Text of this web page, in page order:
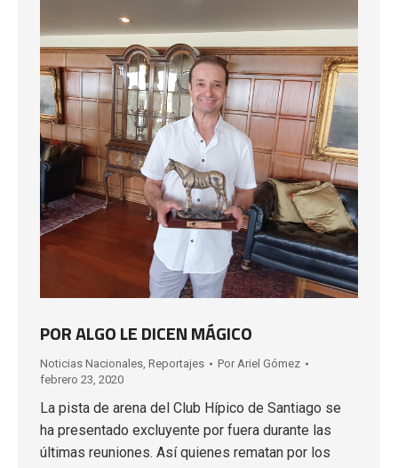
POR ALGO LE DICEN MÁGICO
Noticias Nacionales, Reportajes Por Ariel Gómez
febrero 23, 2020
La pista de arena del Club Hípico de Santiago se
ha presentado excluyente por fuera durante las
últimas reuniones. Así quienes rematan por los